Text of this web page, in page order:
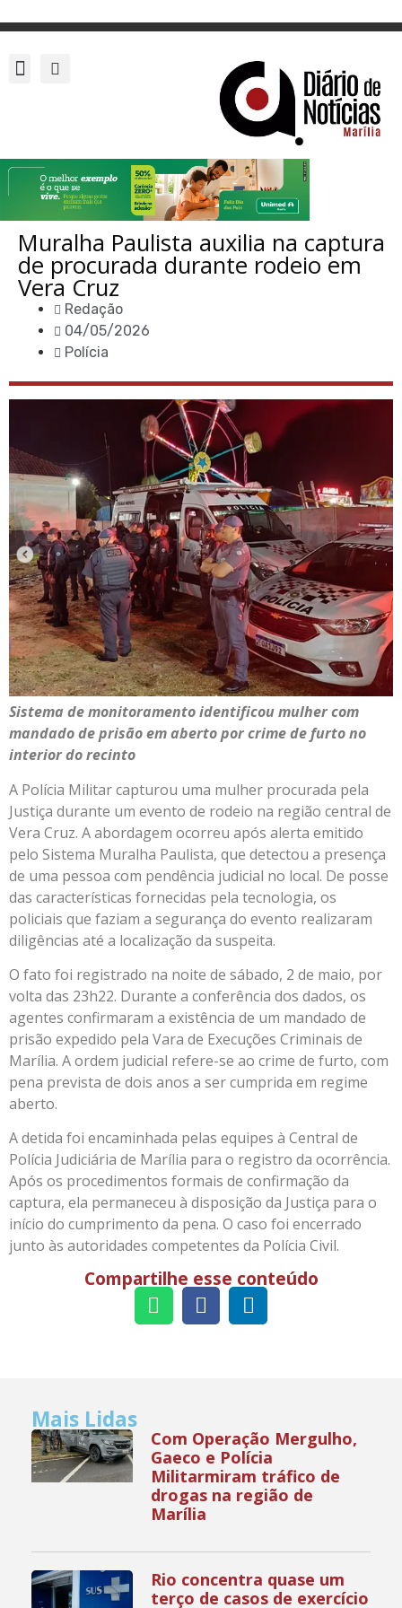
Muralha Paulista auxilia na captura
de procurada durante rodeio em
Vera Cruz
Redação
04/05/2026
Polícia
Sistema de monitoramento identificou mulher com
mandado de prisão em aberto por crime de furto no
interior do recinto
A Polícia Militar capturou uma mulher procurada pela
Justiça durante um evento de rodeio na região central de
Vera Cruz. A abordagem ocorreu após alerta emitido
pelo Sistema Muralha Paulista, que detectou a presença
de uma pessoa com pendência judicial no local. De posse
das características fornecidas pela tecnologia, os
policiais que faziam a segurança do evento realizaram
diligências até a localização da suspeita.
O fato foi registrado na noite de sábado, 2 de maio, por
volta das 23h22. Durante a conferência dos dados, os
agentes confirmaram a existência de um mandado de
prisão expedido pela Vara de Execuções Criminais de
Marília. A ordem judicial refere-se ao crime de furto, com
pena prevista de dois anos a ser cumprida em regime
aberto.
A detida foi encaminhada pelas equipes à Central de
Polícia Judiciária de Marília para o registro da ocorrência.
Após os procedimentos formais de confirmação da
captura, ela permaneceu à disposição da Justiça para o
início do cumprimento da pena. O caso foi encerrado
junto às autoridades competentes da Polícia Civil.
Compartilhe esse conteúdo
Mais Lidas
Com Operação Mergulho,
Gaeco e Polícia
Militarmiram tráfico de
drogas na região de
Marília
Rio concentra quase um
terço de casos de exercício